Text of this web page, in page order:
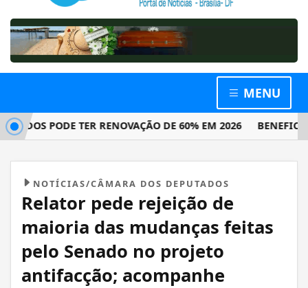
MENU
PODE TER RENOVAÇÃO DE 60% EM 2026
NOTÍCIAS/CÂMARA DOS DEPUTADOS
Relator pede rejeição de
maioria das mudanças feitas
pelo Senado no projeto
antifacção; acompanhe